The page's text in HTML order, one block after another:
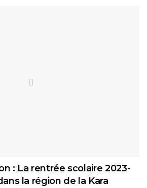
: La rentrée scolaire 2023-
la région de la Kara